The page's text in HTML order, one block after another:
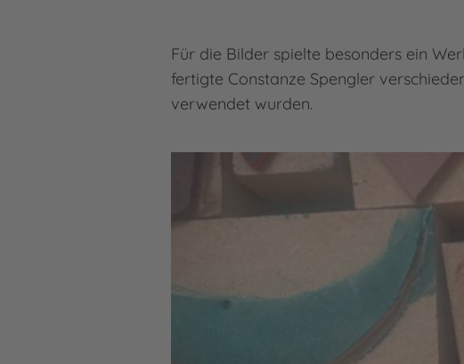
Für die Bilder spielte besonders ein
fertigte Constanze Spengler
verwendet wurden.